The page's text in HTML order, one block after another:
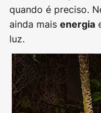
quando é preciso.
ainda mais energia
luz.